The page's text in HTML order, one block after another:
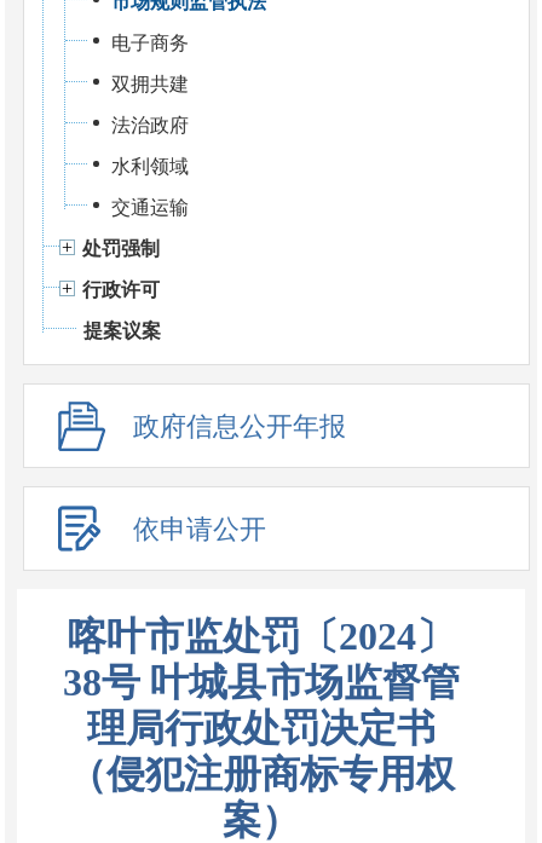
电子商务
双拥共建
法治政府
水利领域
交通运输
处罚强制
行政许可
提案议案
政府信息公开年报
依申请公开
喀叶市监处罚〔2024〕
38号 叶城县市场监督管
理局行政处罚决定书
（侵犯注册商标专用权
案）